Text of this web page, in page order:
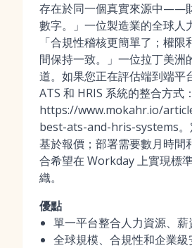
存在於同一個真實來源中——
數字。」一位製造業的全球人
「合規性稽核更簡單了；權限
間保持一致。」一位拉丁美洲
道。如果您正在評估端到端平
ATS 和 HRIS 系統的整合方式：
https://www.mokahr.io/
best-ats-and-hris-systems。
基於報價；部署需要數月時間
合希望在 Workday 上實現標
織。
優點
單一平台整合人力資源、
全球規模、合規性和企業級